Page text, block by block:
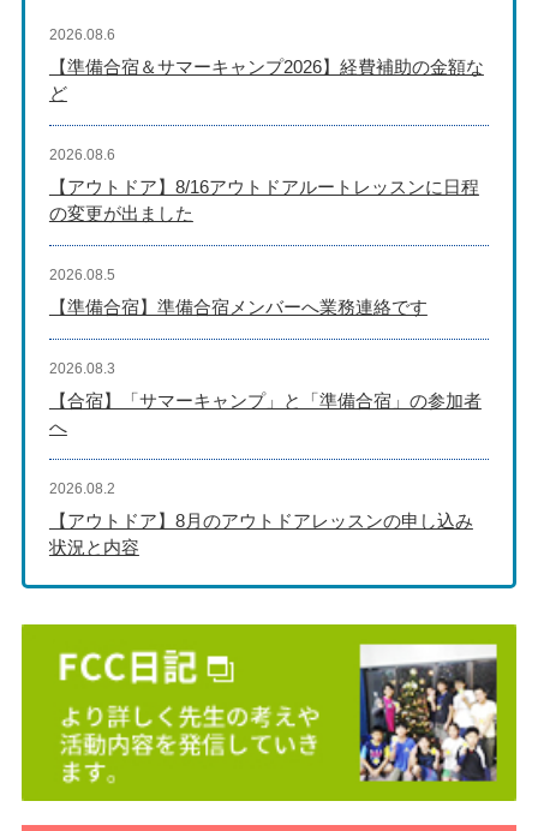
【準備合宿＆サマーキャンプ2026】経費補助の金額な
ど
2026.08.6
【アウトドア】8/16アウトドアルートレッスンに日程
の変更が出ました
2026.08.6
【準備合宿】準備合宿メンバーへ業務連絡です
2026.08.5
【合宿】「サマーキャンプ」と「準備合宿」の参加者
へ
2026.08.3
【アウトドア】8月のアウトドアレッスンの申し込み
状況と内容
2026.08.2